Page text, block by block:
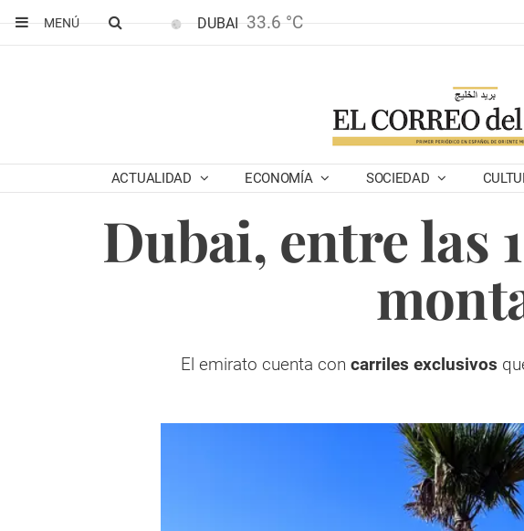
MENÚ
DUBAI 33.6 °C
ACTUALIDAD ECONOMÍA SOCIEDAD
Dubai, entre las
El emirato cuenta con carriles exclusivos